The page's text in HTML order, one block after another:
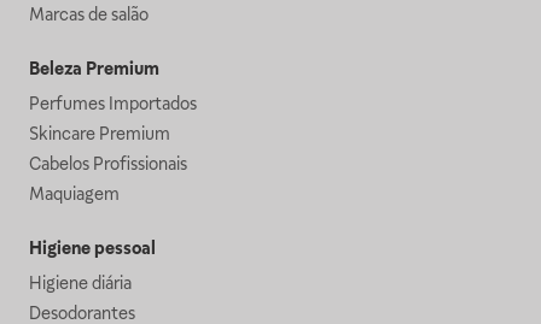
Marcas de salão
Beleza Premium
Perfumes Importados
Skincare Premium
Cabelos Profissionais
Maquiagem
Higiene pessoal
Higiene diária
Desodorantes